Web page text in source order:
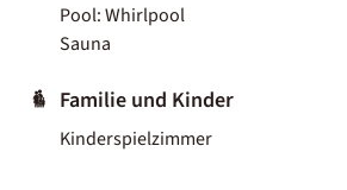
Pool: Whirlpool
Sauna
Familie und Kinder
Kinderspielzimmer